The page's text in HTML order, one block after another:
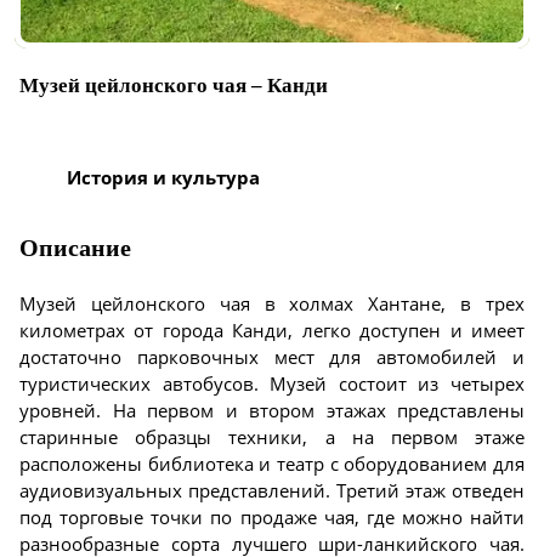
Музей цейлонского чая – Канди
История и культура
Описание
Музей цейлонского чая в холмах Хантане, в трех
километрах от города Канди, легко доступен и имеет
достаточно парковочных мест для автомобилей и
туристических автобусов. Музей состоит из четырех
уровней. На первом и втором этажах представлены
старинные образцы техники, а на первом этаже
расположены библиотека и театр с оборудованием для
аудиовизуальных представлений. Третий этаж отведен
под торговые точки по продаже чая, где можно найти
разнообразные сорта лучшего шри-ланкийского чая.